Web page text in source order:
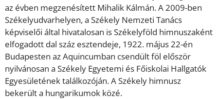
az évben megzenésített Mihalik Kálmán. A 2009-ben
Székelyudvarhelyen, a Székely Nemzeti Tanács
képviselői által hivatalosan is Székelyföld himnuszaként
elfogadott dal száz esztendeje, 1922. május 22-én
Budapesten az Aquincumban csendült föl először
nyilvánosan a Székely Egyetemi és Főiskolai Hallgatók
Egyesületének találkozóján. A Székely himnusz
bekerült a hungarikumok közé.